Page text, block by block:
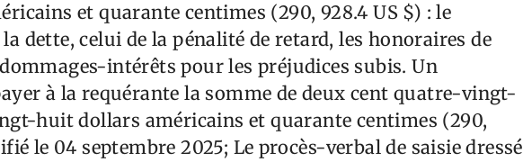
et quarante centimes (290, 928.4 US $) : le
dette, celui de la pénalité de retard, les honoraires de
intérêts pour les préjudices subis. Un
à la requérante la somme de deux cent quatre-vingt-
huit dollars américains et quarante centimes (290,
le 04 septembre 2025; Le procès-verbal de saisie dressé